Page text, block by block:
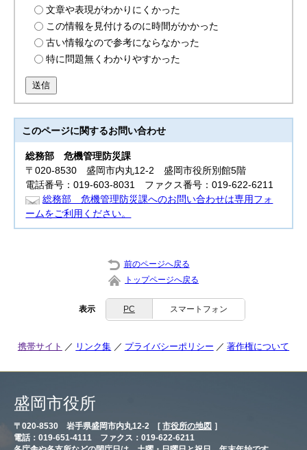
文章や表現がわかりにくかった
この情報を見付けるのに時間がかかった
古い情報なので参考にならなかった
特に問題無くわかりやすかった
送信
このページに関するお問い合わせ
総務部危機管理防災課
〒020-8530 盛岡市内丸12-2 盛岡市役所別館5階
電話番号：019-603-8031 ファクス番号：019-622-6211
総務部 危機管理防災課へのお問い合わせは専用フォ
ームをご利用ください。
前のページへ戻る
トップページへ戻る
表示 PC スマートフォン
携帯サイト リンク集 プライバシーポリシー 著作権について
盛岡市役所
〒020-8530 岩手県盛岡市内丸12-2 [ 市役所の地図 ］
電話：019-651-4111 ファクス：019-622-6211